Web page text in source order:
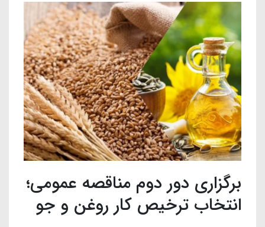
برگزاری دور دوم مناقصه عمومی؛
انتخاب ترخیص کار روغن و جو